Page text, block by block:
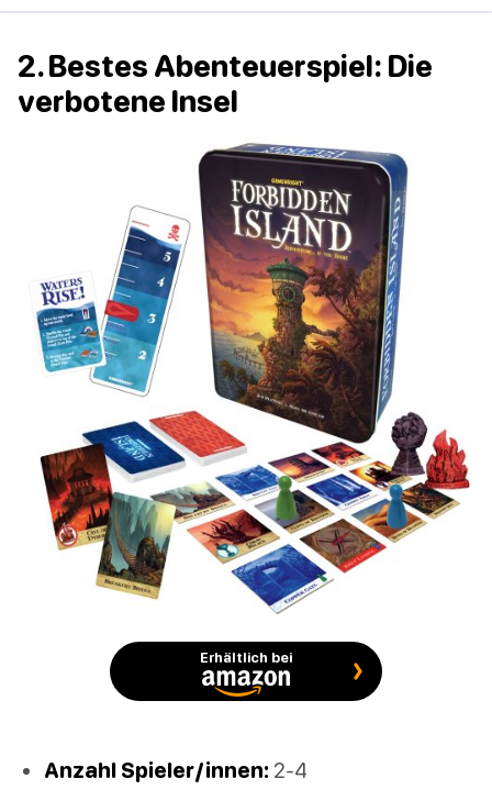
2. Bestes Abenteuerspiel: Die
verbotene Insel
Erhältlich bei
Anzahl Spieler/innen: 2-4